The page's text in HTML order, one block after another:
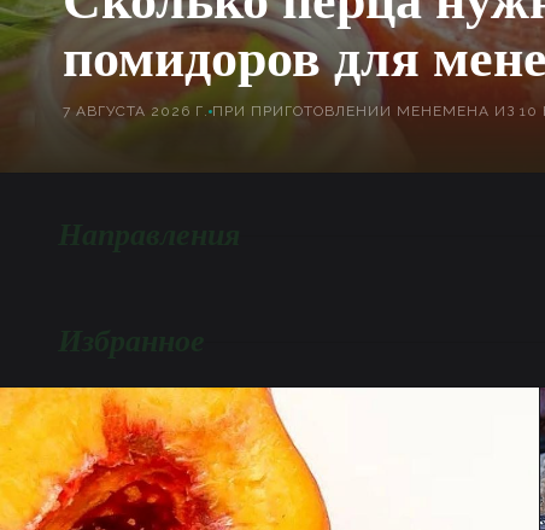
помидоров для
7 АВГУСТА 2026 Г.